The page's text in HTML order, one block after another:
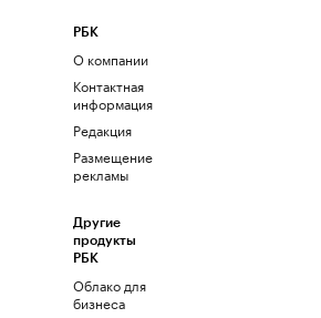
РБК
О компании
Контактная
информация
Редакция
Размещение
рекламы
Другие
продукты
РБК
Облако для
бизнеса